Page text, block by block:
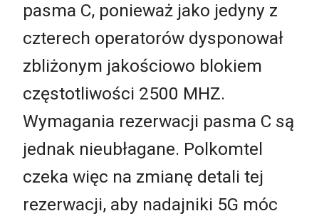
pasma C, ponieważ jako jedyny z
czterech operatorów dysponował
zbliżonym jakościowo blokiem
częstotliwości 2500 MHZ.
Wymagania rezerwacji pasma C są
jednak nieubłagane. Polkomtel
czeka więc na zmianę detali tej
rezerwacji, aby nadajniki 5G móc